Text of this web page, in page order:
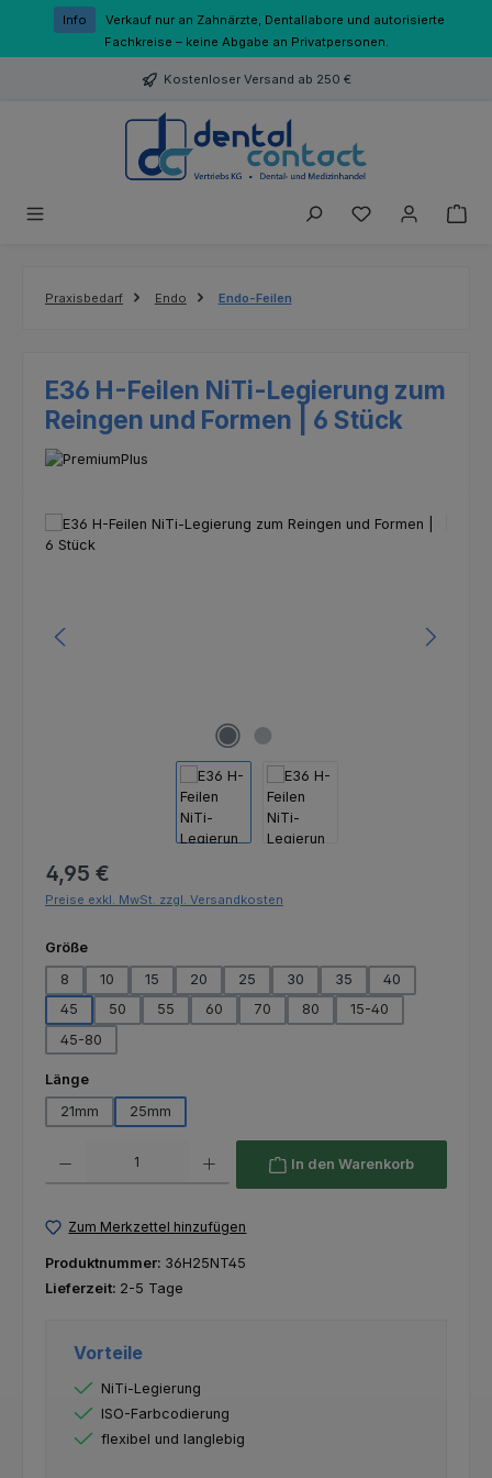
Zum Hauptinhalt springen
Info
Verkauf nur an Zahnärzte, Dentallabore und autorisierte
Fachkreise – keine Abgabe an Privatpersonen.
Kostenloser Versand ab 250 €
Du hast 0
Praxisbedarf Endo Endo-Feilen
E36 H-Feilen NiTi-Legierung zum
Reingen und Formen | 6 Stück
Bildergalerie überspringen
Regulärer Preis:
4,95 €
Preise exkl. MwSt. zzgl. Versandkosten
Größeauswählen
8
10 15 20 25 30 35
40
45
50 55 60 70 80
15-40
45-80
Längeauswählen
21mm
25mm
In den Warenkorb
Zum Merkzettel hinzufügen
Produktnummer: 36H25NT45
Lieferzeit: 2-5 Tage
Vorteile
NiTi-Legierung
ISO-Farbcodierung
flexibel und langlebig